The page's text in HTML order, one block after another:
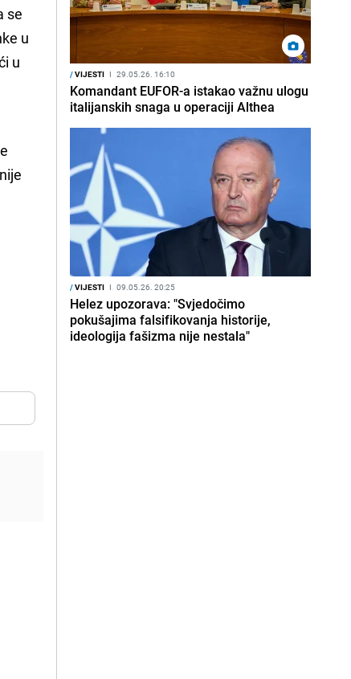
se
u
u
/VIJESTI I 29.05.26. 16:10
Komandant EUFOR-a istakao važnu ulogu
italijanskih snaga u operaciji Althea
/VIJESTI I 09.05.26. 20:25
Helez upozorava: "Svjedočimo
pokušajima falsifikovanja historije,
ideologija fašizma nije nestala"